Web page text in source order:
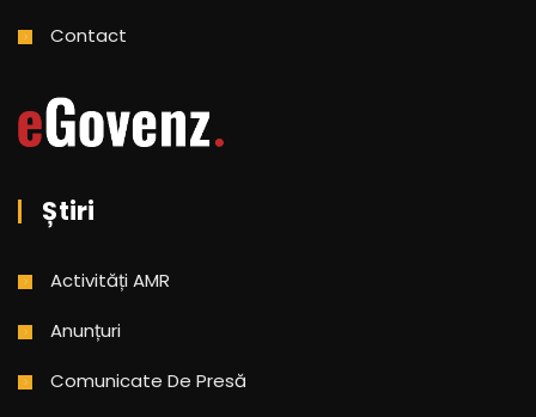
Contact
Știri
Activități AMR
Anunțuri
Comunicate De Presă